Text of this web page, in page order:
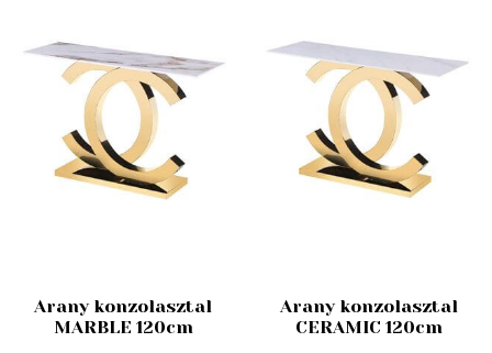
Arany konzolasztal
MARBLE 120cm
Arany konzolasztal
CERAMIC 120cm